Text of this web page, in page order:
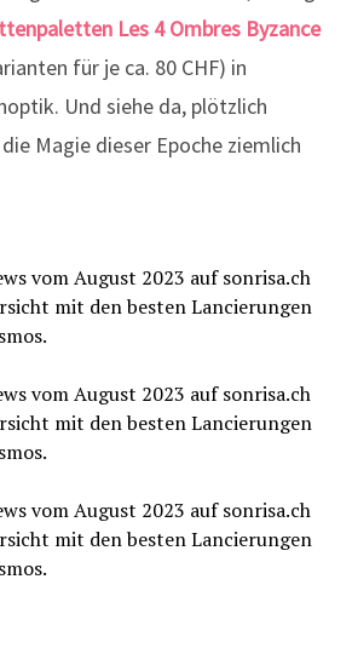
Les 4 Ombres Byzance
für je ca. 80 CHF) in
Und siehe da, plötzlich
Magie dieser Epoche ziemlich